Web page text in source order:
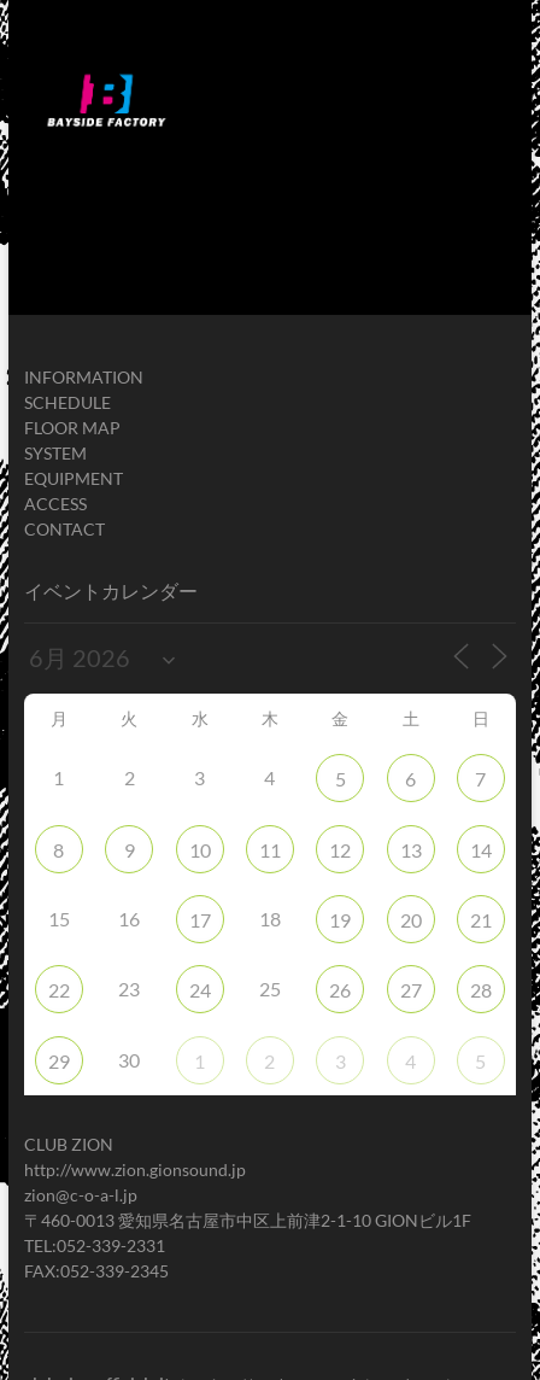
INFORMATION
SCHEDULE
FLOOR MAP
SYSTEM
EQUIPMENT
ACCESS
CONTACT
イベントカレンダー
月 火 水 木 金 土 日
1 2 3 4 5 6 7
8 9 10 11 12 13 14
15 16 17 18 19 20 21
22 23 24 25 26 27 28
29 30 1 2 3 4 5
CLUB ZION
http://www.zion.gionsound.jp
zion@c-o-a-l.jp
〒460-0013 愛知県名古屋市中区上前津2-1-10 GIONビル1F
TEL:052-339-2331
FAX:052-339-2345